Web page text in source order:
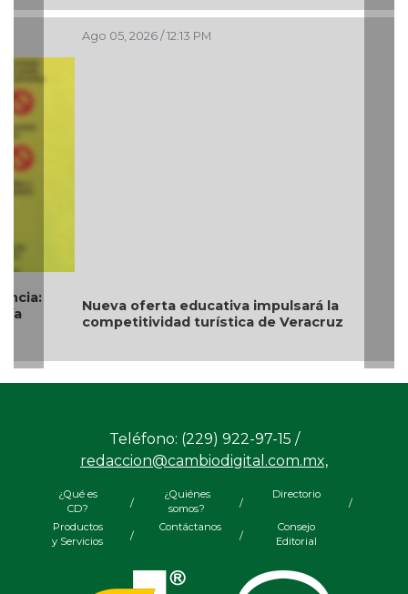
Ago 05, 2026 / 12:13 PM
Nueva oferta educativa impulsará la
competitividad turística de Veracruz
Teléfono: (229) 922-97-15 /
redaccion@cambiodigital.com.mx,
¿Qué es
CD?
/
¿Quiénes
somos?
/
Directorio
/
Productos
y Servicios
/
Contáctanos
/
Consejo
Editorial